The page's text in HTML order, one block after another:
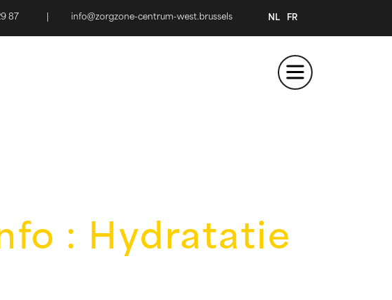
87 info@zorgzone-centrum-west.brussels NL FR
: Hydratatie